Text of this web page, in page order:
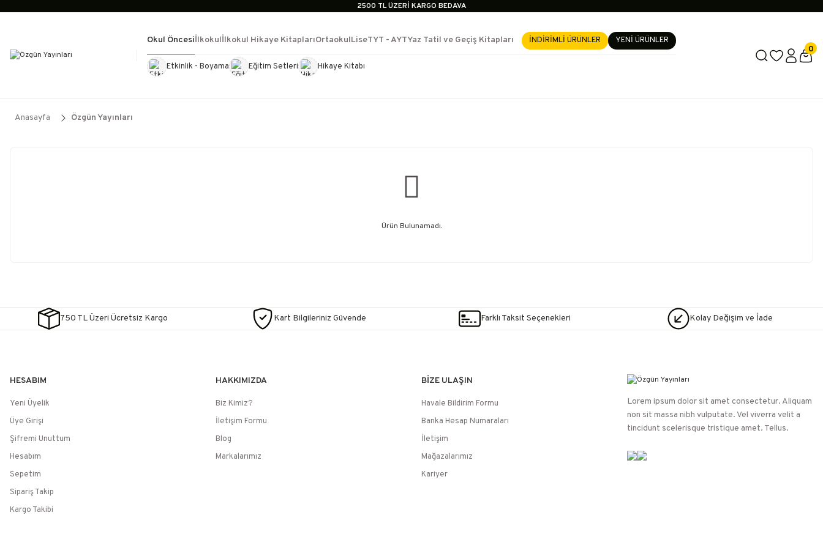
2500 TL ÜZERİ KARGO BEDAVA
İçerik #4
Okul Öncesi
Etkinlik - Boyama Eğitim Setleri Hikaye Kitabı
İlkokulİlkokul Hikaye KitaplarıOrtaokulLiseTYT - AYTYaz Tatil ve Geçiş Kitapları
Kültür KitaplarıKırtasiye Görevde Yükselme- Uzmanlık
İNDİRİMLİ ÜRÜNLER YENİ ÜRÜNLER
0
Anasayfa Özgün Yayınları
Ürün Bulunamadı.
750 TL Üzeri Ücretsiz Kargo Kart Bilgileriniz Güvende Farklı Taksit Seçenekleri Kolay Değişim ve İade
HESABIM
Yeni Üyelik
Üye Girişi
Şifremi Unuttum
Hesabım
Sepetim
Sipariş Takip
Kargo Takibi
HAKKIMIZDA
Biz Kimiz?
İletişim Formu
Blog
Markalarımız
BİZE ULAŞIN
Havale Bildirim Formu
Banka Hesap Numaraları
İletişim
Mağazalarımız
Kariyer
Lorem ipsum dolor sit amet consectetur. Aliquam
non sit massa nibh vulputate. Vel viverra velit a
tincidunt scelerisque tristique amet. Tellus.